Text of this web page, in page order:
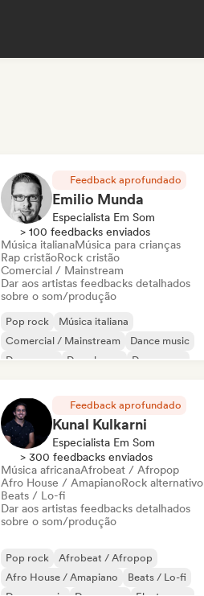
Feedback aprofundado
Emilio Munda
Especialista Em Som
> 100 feedbacks enviados
Música italianaMúsica para crianças
Rap cristãoRock cristão
Comercial / Mainstream
Dar aos artistas feedbacks detalhados
sobre o som/produção
Pop rock
Música italiana
Comercial / Mainstream
Dance music
Dance pop
Deep house
Dream pop
Feedback aprofundado
Kunal Kulkarni
Especialista Em Som
> 300 feedbacks enviados
Música africanaAfrobeat / Afropop
Afro House / AmapianoRock alternativo
Beats / Lo-fi
Dar aos artistas feedbacks detalhados
sobre o som/produção
Pop rock
Afrobeat / Afropop
Afro House / Amapiano
Beats / Lo-fi